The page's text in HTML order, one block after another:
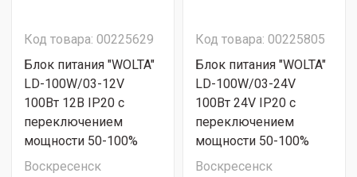
Код товара: 00225629
Блок питания "WOLTA"
LD-100W/03-12V
100Вт 12В IP20 с
переключением
мощности 50-100%
Воскресенск
Код товара: 00225805
Блок питания "WOLTA"
LD-100W/03-24V
100Вт 24V IP20 с
переключением
мощности 50-100%
Воскресенск